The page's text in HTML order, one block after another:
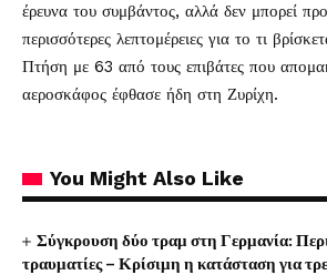
έρευνα του συμβάντος, αλλά δεν μπορεί
περισσότερες λεπτομέρειες για το τι
Πτήση με 63 από τους επιβάτες που
αεροσκάφος έφθασε ήδη στη Ζυρίχη.
You Might Also Like
Σύγκρουση δύο τραμ στη Γερμανία:
τραυματίες – Κρίσιμη η κατάσταση για